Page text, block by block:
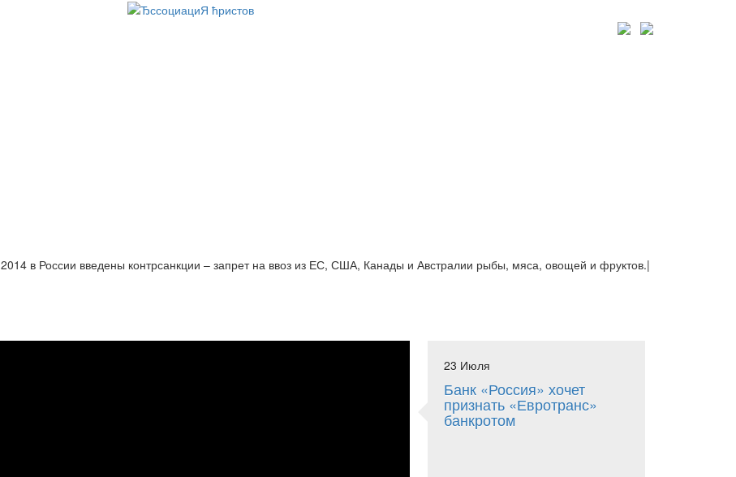
2014 в России введены контрсанкции – запрет на ввоз из ЕС, США, Канады и Австралии рыбы, мяса, овощей и фруктов.|
23 Июля
Банк «Россия» хочет
признать «Евротранс»
банкротом